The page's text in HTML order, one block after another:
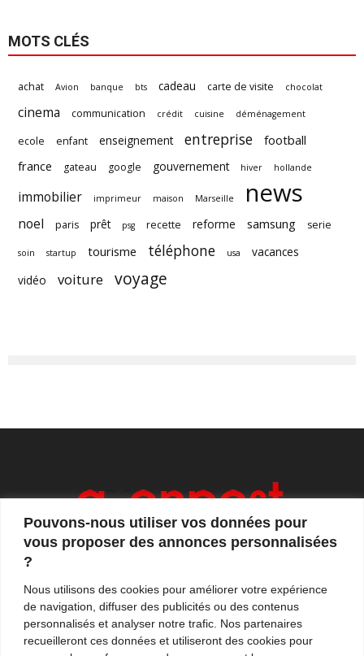
Pouvons-nous utiliser vos données pour
vous proposer des annonces personnalisées
?
Nous utilisons des cookies pour améliorer votre expérience
de navigation, diffuser des publicités ou des contenus
personnalisés et analyser notre trafic. Nos partenaires
recueilleront ces données et utiliseront des cookies pour
MOTS CLÉS
achat Avion banque bts cadeau carte de visite chocolat
cinema communication crédit cuisine déménagement
ecole enfant enseignement entreprise
football
france
gateau google gouvernement hiver hollande
immobilier imprimeur maison Marseille news
noel paris prêt psg recette reforme samsung serie
soin startup tourisme téléphone usa
vacances
vidéo
voiture voyage
et de tendances. Notre équipe de journalistes vous
propose quotidiennement de suivre l'actualité en
France et à l'international.